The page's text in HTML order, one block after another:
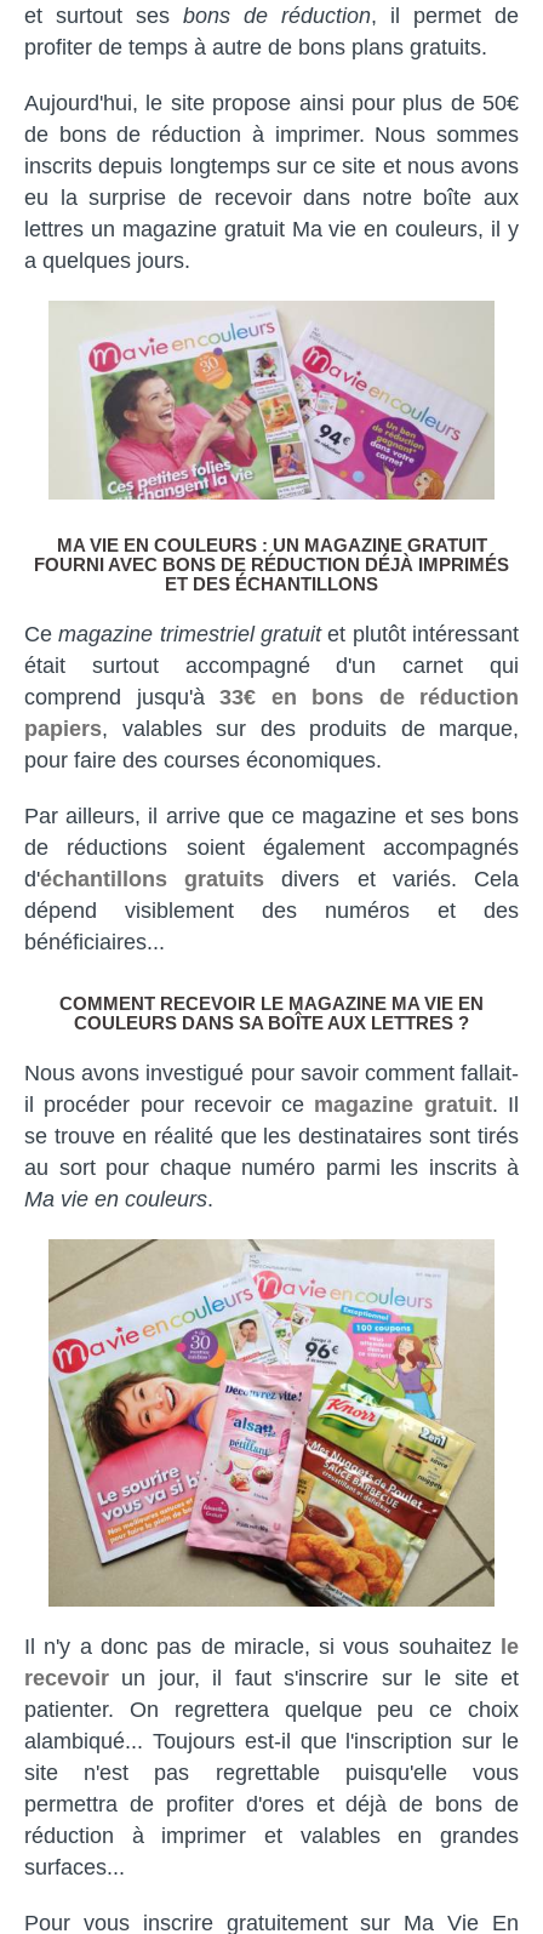
et surtout ses bons de réduction, il permet de
profiter de temps à autre de bons plans gratuits.
Aujourd'hui, le site propose ainsi pour plus de 50€
de bons de réduction à imprimer. Nous sommes
inscrits depuis longtemps sur ce site et nous avons
eu la surprise de recevoir dans notre boîte aux
lettres un magazine gratuit Ma vie en couleurs, il y
a quelques jours.
MA VIE EN COULEURS : UN MAGAZINE GRATUIT
FOURNI AVEC BONS DE RÉDUCTION DÉJÀ IMPRIMÉS
ET DES ÉCHANTILLONS
Cemagazine trimestriel gratuitet plutôt intéressant
était surtout accompagné d'un carnet qui
comprend jusqu'à 33€ en bons de réduction
papiers, valables sur des produits de marque,
pour faire des courses économiques.
Par ailleurs, il arrive que ce magazine et ses bons
de réductions soient également accompagnés
d'échantillons gratuits divers et variés. Cela
dépend visiblement des numéros et des
bénéficiaires...
COMMENT RECEVOIR LE MAGAZINE MA VIE EN
COULEURS DANS SA BOÎTE AUX LETTRES ?
Nous avons investigué pour savoir comment fallait-
il procéder pour recevoir ce magazine gratuit. Il
se trouve en réalité que les destinataires sont tirés
au sort pour chaque numéro parmi les inscrits à
Ma vie en couleurs.
Il n'y a donc pas de miracle, si vous souhaitez le
recevoir un jour, il faut s'inscrire sur le site et
patienter. On regrettera quelque peu ce choix
alambiqué... Toujours est-il que l'inscription sur le
site n'est pas regrettable puisqu'elle vous
permettra de profiter d'ores et déjà de bons de
réduction à imprimer et valables en grandes
surfaces...
Pour vous inscrire gratuitement sur Ma Vie En